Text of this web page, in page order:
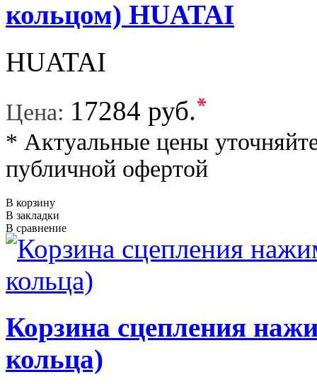
кольцом) HUATAI
HUATAI
Цена: 17284 руб.*
* Актуальные цены
публичной офертой
В корзину
В закладки
В сравнение
Корзина сцепления
кольца)